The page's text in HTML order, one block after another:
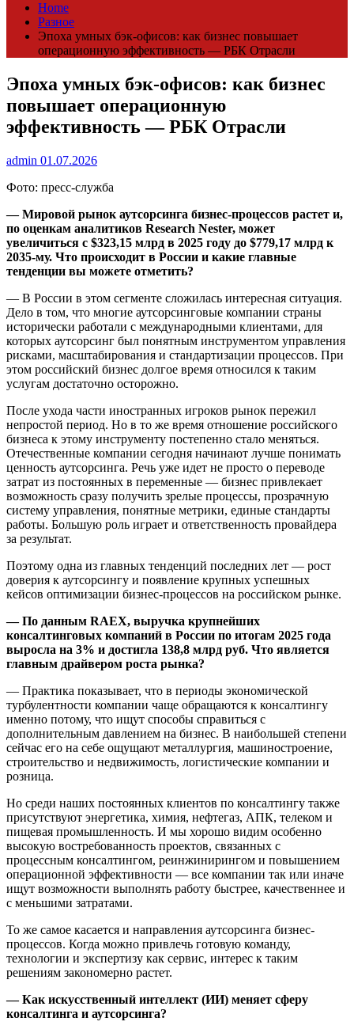
Home
Разное
Эпоха умных бэк-офисов: как бизнес повышает
операционную эффективность — РБК Отрасли
Эпоха умных бэк-офисов: как бизнес
повышает операционную
эффективность — РБК Отрасли
admin 01.07.2026
Фото: пресс-служба
— Мировой рынок аутсорсинга бизнес-процессов растет и,
по оценкам аналитиков Research Nester, может
увеличиться с $323,15 млрд в 2025 году до $779,17 млрд к
2035-му. Что происходит в России и какие главные
тенденции вы можете отметить?
— В России в этом сегменте сложилась интересная ситуация.
Дело в том, что многие аутсорсинговые компании страны
исторически работали с международными клиентами, для
которых аутсорсинг был понятным инструментом управления
рисками, масштабирования и стандартизации процессов. При
этом российский бизнес долгое время относился к таким
услугам достаточно осторожно.
После ухода части иностранных игроков рынок пережил
непростой период. Но в то же время отношение российского
бизнеса к этому инструменту постепенно стало меняться.
Отечественные компании сегодня начинают лучше понимать
ценность аутсорсинга. Речь уже идет не просто о переводе
затрат из постоянных в переменные — бизнес привлекает
возможность сразу получить зрелые процессы, прозрачную
систему управления, понятные метрики, единые стандарты
работы. Большую роль играет и ответственность провайдера
за результат.
Поэтому одна из главных тенденций последних лет — рост
доверия к аутсорсингу и появление крупных успешных
кейсов оптимизации бизнес-процессов на российском рынке.
— По данным RAEX, выручка крупнейших
консалтинговых компаний в России по итогам 2025 года
выросла на 3% и достигла 138,8 млрд руб. Что является
главным драйвером роста рынка?
— Практика показывает, что в периоды экономической
турбулентности компании чаще обращаются к консалтингу
именно потому, что ищут способы справиться с
дополнительным давлением на бизнес. В наибольшей степени
сейчас его на себе ощущают металлургия, машиностроение,
строительство и недвижимость, логистические компании и
розница.
Но среди наших постоянных клиентов по консалтингу также
присутствуют энергетика, химия, нефтегаз, АПК, телеком и
пищевая промышленность. И мы хорошо видим особенно
высокую востребованность проектов, связанных с
процессным консалтингом, реинжинирингом и повышением
операционной эффективности — все компании так или иначе
ищут возможности выполнять работу быстрее, качественнее и
с меньшими затратами.
То же самое касается и направления аутсорсинга бизнес-
процессов. Когда можно привлечь готовую команду,
технологии и экспертизу как сервис, интерес к таким
решениям закономерно растет.
— Как искусственный интеллект (ИИ) меняет сферу
консалтинга и аутсорсинга?